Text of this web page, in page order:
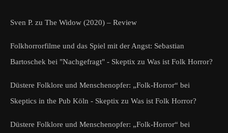
Sven P. zu The Widow (2020) – Review
Folkhorrorfilme und das Spiel mit der Angst: Sebastian
Bartoschek bei "Nachgefragt" - Skeptix zu Was ist Folk Horror?
Düstere Folklore und Menschenopfer: „Folk-Horror“ bei
Skeptics in the Pub Köln - Skeptix zu Was ist Folk Horror?
Düstere Folklore und Menschenopfer: „Folk-Horror“ bei